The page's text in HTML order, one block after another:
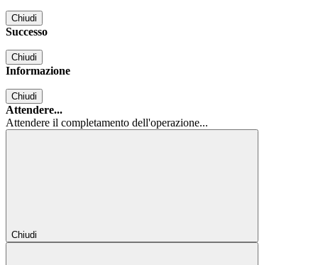
Chiudi
Successo
Chiudi
Informazione
Chiudi
Attendere...
Attendere il completamento dell'operazione...
Chiudi